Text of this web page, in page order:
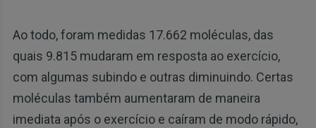
Ao todo, foram medidas 17.662 moléculas, das
quais 9.815 mudaram em resposta ao exercício,
com algumas subindo e outras diminuindo. Certas
moléculas também aumentaram de maneira
imediata após o exercício e caíram de modo rápido,